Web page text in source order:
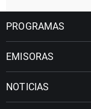
PROGRAMAS
EMISORAS
NOTICIAS